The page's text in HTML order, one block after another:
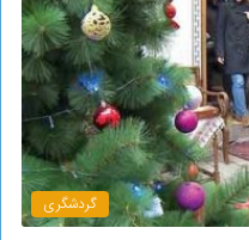
گردشگری